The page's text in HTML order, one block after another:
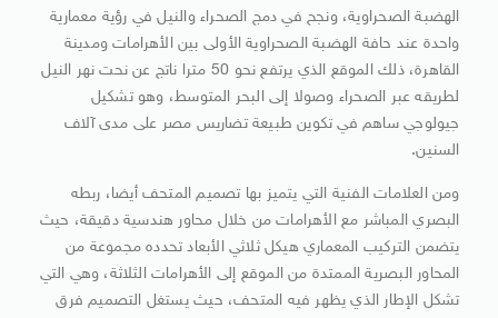
الهضبة الصحراوية، ونجح في دمج الصحراء والنيل في رؤية معمارية
واحدة عند حافة الهضبة الصحراوية الأولى بين الأهرامات ومدينة
القاهرة، ذلك الموقع الذي يرتفع نحو 50 مترا ناتج عن نحت نهر النيل
لطريقه عبر الصحراء وصولا إلى البحر المتوسط، وهو تشكيل
جيولوجي ساهم في تكوين طبيعة تضاريس مصر على مدى آلاف
السنين.
ومن العلامات الفنية التي يتميز بها تصميم المتحف أيضا، ربطه
البصري المباشر مع الأهرامات من خلال محاور هندسية دقيقة، حيث
يتضمن التركيب المعماري هيكل ثلاثي الأبعاد تحدده مجموعة من
المحاور البصرية الممتدة من الموقع إلى الأهرامات الثلاثة، وهي التي
تشكل الإطار الذي يظهر فيه المتحف، حيث يستغل التصميم فرق